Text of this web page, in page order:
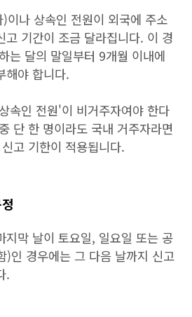
이나 상속인 전원이 외국에 주소
고 기간이 조금 달라집니다. 이 경
는 달의 말일부터 9개월 이내에
해야 합니다.
속인 전원'이 비거주자여야 한다
단 한 명이라도 국내 거주자라면
고 기한이 적용됩니다.
지막 날이 토요일, 일요일 또는 공
)인 경우에는 그 다음 날까지 신고
.